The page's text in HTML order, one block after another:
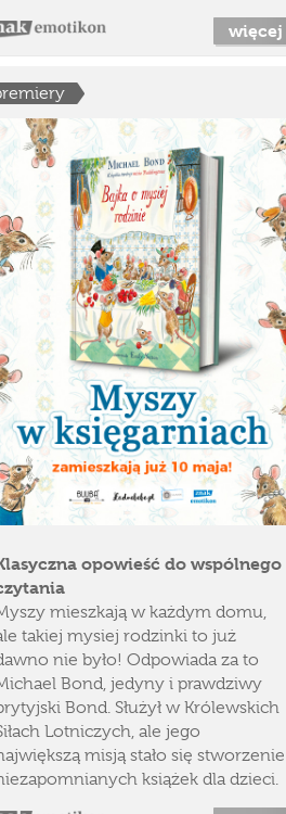
więcej
opowieść do wspólnego
mieszkają w każdym domu,
takiej mysiej rodzinki to już
nie było! Odpowiada za to
Bond, jedyny i prawdziwy
Bond. Służył w Królewskich
Lotniczych, ale jego
misją stało się stworzenie
książek dla dzieci.